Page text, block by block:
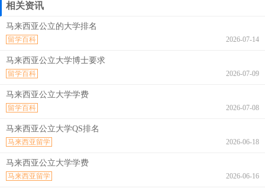
相关资讯
马来西亚公立的大学排名
2026-07-14
留学百科
马来西亚公立大学博士要求
2026-07-09
留学百科
马来西亚公立大学学费
2026-07-08
留学百科
马来西亚公立大学QS排名
2026-06-18
马来西亚留学
马来西亚公立大学学费
2026-06-16
马来西亚留学